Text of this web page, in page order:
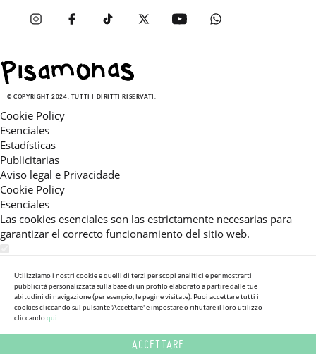
© COPYRIGHT 2024. TUTTI I DIRITTI RISERVATI.
Cookie Policy
Esenciales
Estadísticas
Publicitarias
Aviso legal e Privacidade
Cookie Policy
Esenciales
Las cookies esenciales son las estrictamente necesarias para
garantizar el correcto funcionamiento del sitio web.
Estas cookies nos permiten ofrecerle una experiencia en el sitio
adaptada a su navegación (recomendaciones de producto
personalizadas, énfasis en categorías frecuentemente
consultadas, etc).Al activar esta cookie, nos ayuda a mejorar aún
más su experiencia.
Utilizziamo i nostri cookie e quelli di terzi per scopi analitici e per mostrarti
pubblicità personalizzata sulla base di un profilo elaborato a partire dalle tue
abitudini di navigazione (per esempio, le pagine visitate). Puoi accettare tutti i
cookies cliccando sul pulsante 'Accettare' e impostare o rifiutare il loro utilizzo
cliccandoqui.
ACCETTARE